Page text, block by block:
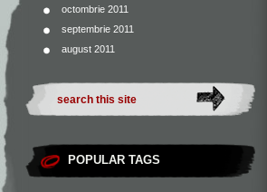
octombrie 2011
septembrie 2011
august 2011
POPULAR TAGS